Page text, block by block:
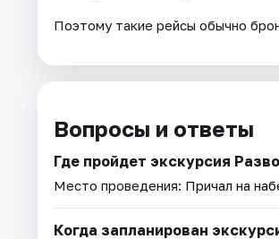
Поэтому такие рейсы обычно
Вопросы и ответы
Где пройдет экскурсия
Место проведения: Причал на
Когда запланирован